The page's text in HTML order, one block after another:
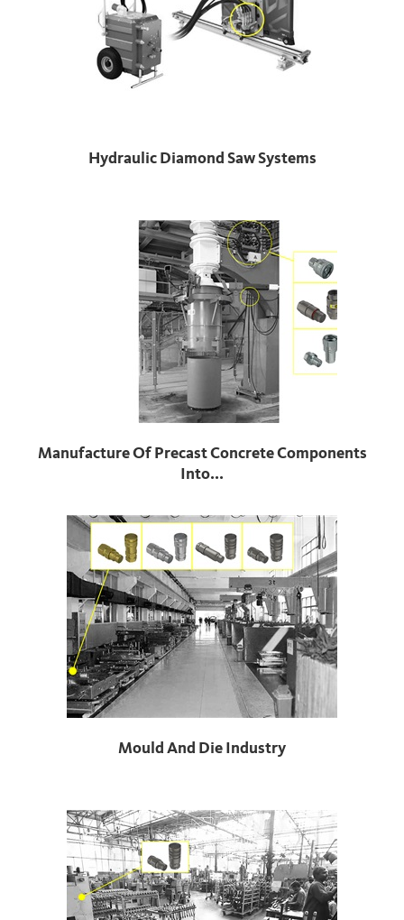
Hydraulic Diamond Saw Systems
Manufacture Of Precast Concrete Components
Into...
Mould And Die Industry